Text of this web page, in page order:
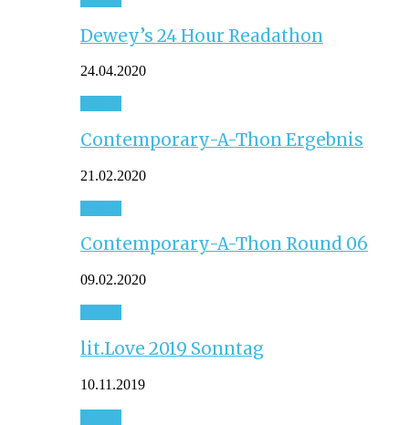
Dewey’s 24 Hour Readathon
24.04.2020
Contemporary-A-Thon Ergebnis
21.02.2020
Contemporary-A-Thon Round 06
09.02.2020
lit.Love 2019 Sonntag
10.11.2019